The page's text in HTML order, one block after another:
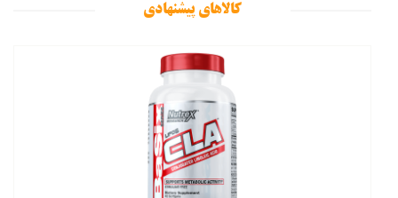
کالاهای پیشنهادی